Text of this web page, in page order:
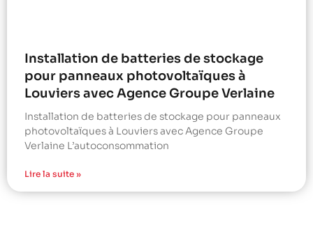
Installation de batteries de stockage
pour panneaux photovoltaïques à
Louviers avec Agence Groupe Verlaine
Installation de batteries de stockage pour panneaux
photovoltaïques à Louviers avec Agence Groupe
Verlaine L’autoconsommation
Lire la suite »